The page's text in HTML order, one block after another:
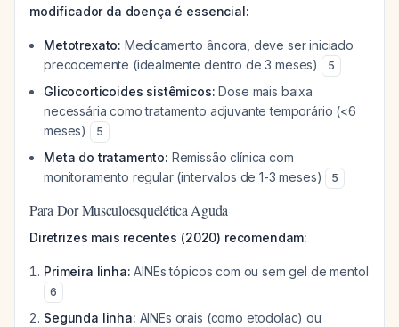
modificador da doença é essencial:
Metotrexato: Medicamento âncora, deve ser iniciado
precocemente (idealmente dentro de 3 meses)
5
Glicocorticoides sistêmicos: Dose mais baixa
necessária como tratamento adjuvante temporário (<6
meses)
5
Meta do tratamento: Remissão clínica com
monitoramento regular (intervalos de 1-3 meses)
5
Para Dor Musculoesquelética Aguda
Diretrizes mais recentes (2020) recomendam:
Primeira linha: AINEs tópicos com ou sem gel de mentol
6
Segunda linha: AINEs orais (como etodolac) ou